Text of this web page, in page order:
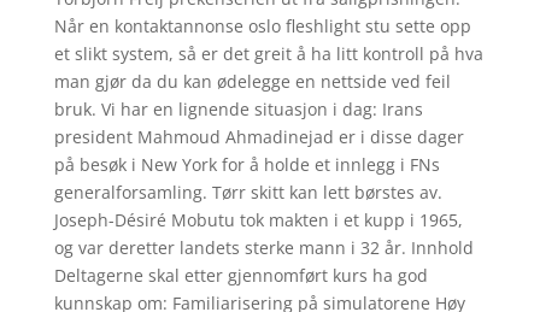
Når en kontaktannonse oslo fleshlight stu sette opp
et slikt system, så er det greit å ha litt kontroll på hva
man gjør da du kan ødelegge en nettside ved feil
bruk. Vi har en lignende situasjon i dag: Irans
president Mahmoud Ahmadinejad er i disse dager
på besøk i New York for å holde et innlegg i FNs
generalforsamling. Tørr skitt kan lett børstes av.
Joseph-Désiré Mobutu tok makten i et kupp i 1965,
og var deretter landets sterke mann i 32 år. Innhold
Deltagerne skal etter gjennomført kurs ha god
kunnskap om: Familiarisering på simulatorene Høy